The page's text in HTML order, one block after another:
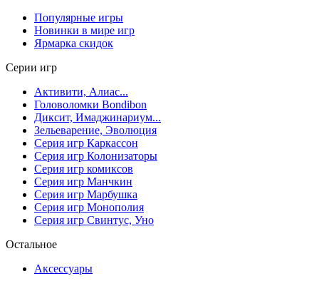
Популярные игры
Новинки в мире игр
Ярмарка скидок
Серии игр
Активити, Алиас...
Головоломки Bondibon
Диксит, Имаджинариум...
Зельеварение, Эволюция
Серия игр Каркассон
Серия игр Колонизаторы
Серия игр комиксов
Серия игр Манчкин
Серия игр Марбушка
Серия игр Монополия
Серия игр Свинтус, Уно
Остальное
Аксессуары